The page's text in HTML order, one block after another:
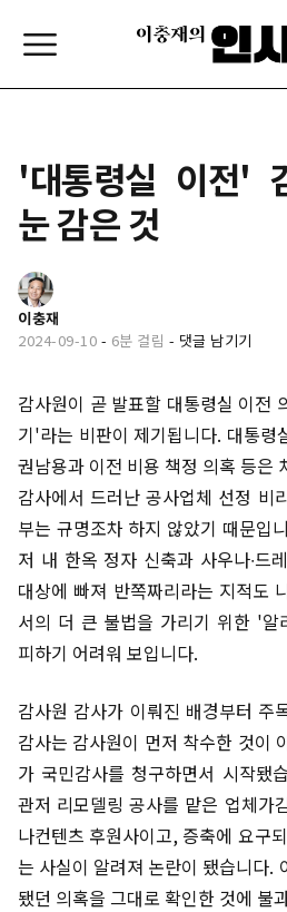
'대통령실 이전'
눈 감은 것
이충재
2024-09-10 - 6분 걸림 - 댓글 남기기
감사원이 곧 발표할 대통령실 이전
기'라는 비판이 제기됩니다. 대통령
권남용과 이전 비용 책정 의혹 등은
감사에서 드러난 공사업체 선정 비
부는 규명조차 하지 않았기 때문입
저 내 한옥 정자 신축과 사우나∙드
대상에 빠져 반쪽짜리라는 지적도
서의 더 큰 불법을 가리기 위한 '알
피하기 어려워 보입니다.
감사원 감사가 이뤄진 배경부터 주
감사는 감사원이 먼저 착수한 것이
가 국민감사를 청구하면서 시작됐
관저 리모델링 공사를 맡은 업체가
나컨텐츠 후원사이고, 증축에 요구
는 사실이 알려져 논란이 됐습니다.
됐던 의혹을 그대로 확인한 것에 불